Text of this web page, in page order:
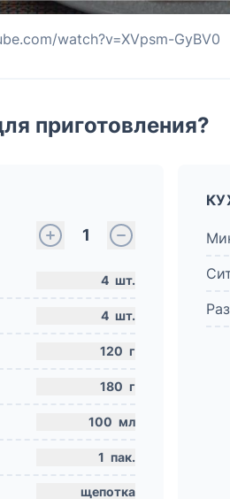
watch?v=XVpsm-GyBV0
приготовления?
1
4 шт.
4 шт.
120 г
180 г
100 мл
1 пак.